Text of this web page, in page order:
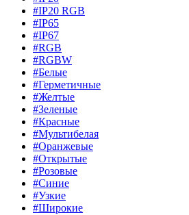
#IP20 RGB
#IP65
#IP67
#RGB
#RGBW
#Белые
#Герметичные
#Желтые
#Зеленые
#Красные
#Мультибелая
#Оранжевые
#Открытые
#Розовые
#Синие
#Узкие
#Широкие